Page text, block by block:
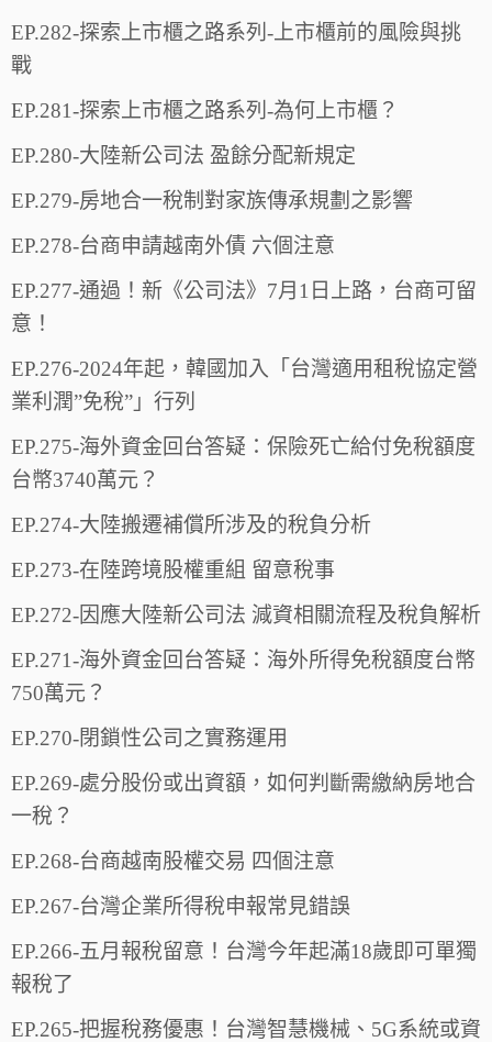
EP.282-探索上市櫃之路系列-上市櫃前的風險與挑
戰
EP.281-探索上市櫃之路系列-為何上市櫃？
EP.280-大陸新公司法 盈餘分配新規定
EP.279-房地合一稅制對家族傳承規劃之影響
EP.278-台商申請越南外債 六個注意
EP.277-通過！新《公司法》7月1日上路，台商可留
意！
EP.276-2024年起，韓國加入「台灣適用租稅協定營
業利潤”免稅”」行列
EP.275-海外資金回台答疑：保險死亡給付免稅額度
台幣3740萬元？
EP.274-大陸搬遷補償所涉及的稅負分析
EP.273-在陸跨境股權重組 留意稅事
EP.272-因應大陸新公司法 減資相關流程及稅負解析
EP.271-海外資金回台答疑：海外所得免稅額度台幣
750萬元？
EP.270-閉鎖性公司之實務運用
EP.269-處分股份或出資額，如何判斷需繳納房地合
一稅？
EP.268-台商越南股權交易 四個注意
EP.267-台灣企業所得稅申報常見錯誤
EP.266-五月報稅留意！台灣今年起滿18歲即可單獨
報稅了
EP.265-把握稅務優惠！台灣智慧機械、5G系統或資